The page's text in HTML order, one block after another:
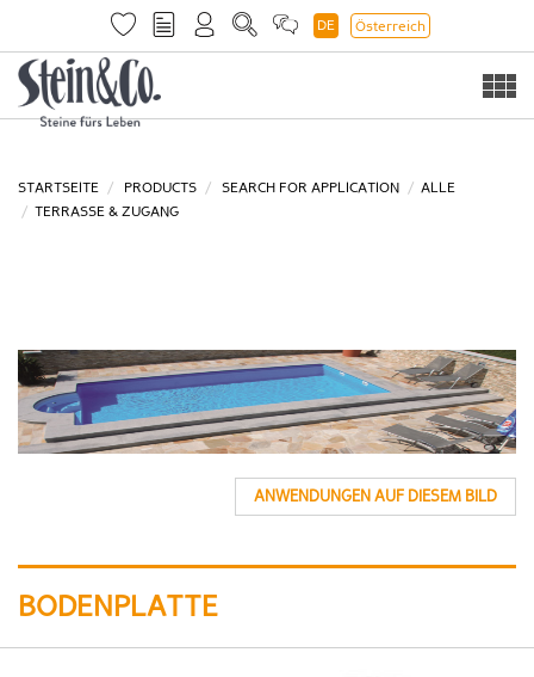
DE Österreich
STARTSEITE PRODUCTS SEARCH FOR APPLICATION
ALLE
TERRASSE & ZUGANG
ANWENDUNGEN AUF DIESEM BILD
BODENPLATTE